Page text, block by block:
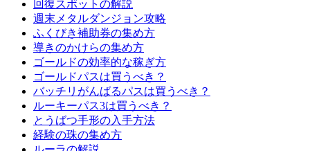
回復スポットの解説
週末メタルダンジョン攻略
ふくびき補助券の集め方
導きのかけらの集め方
ゴールドの効率的な稼ぎ方
ゴールドパスは買うべき？
バッチリがんばるパスは買うべき？
ルーキーパス3は買うべき？
とうばつ手形の入手方法
経験の珠の集め方